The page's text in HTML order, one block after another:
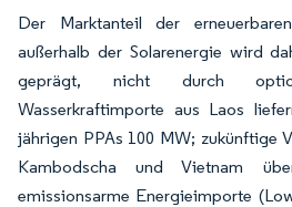
Der Marktanteil der
außerhalb der Solarenergie wird
geprägt, nicht durch
Wasserkraftimporte aus Laos
jährigen PPAs 100 MW; zukünftige
Kambodscha und Vietnam
emissionsarme Energieimporte